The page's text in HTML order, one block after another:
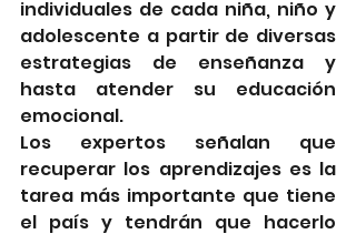
individuales de cada niña, niño y
adolescente a partir de diversas
estrategias de enseñanza y
hasta atender su educación
emocional.
Los expertos señalan que
recuperar los aprendizajes es la
tarea más importante que tiene
el país y tendrán que hacerlo